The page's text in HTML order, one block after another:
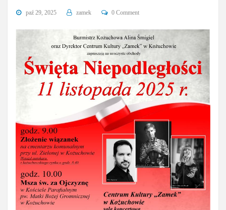
paź 29, 2025 zamek 0 Comment